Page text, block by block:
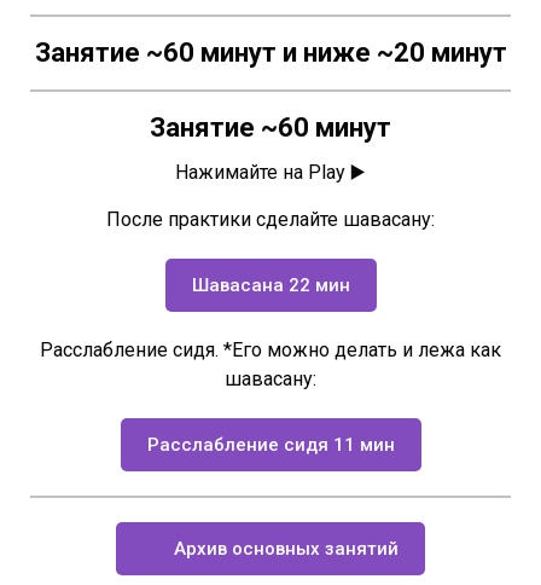
Занятие ~60 минут и ниже ~20 минут
Занятие ~60 минут
Нажимайте на Play ▶️
После практики сделайте шавасану:
Шавасана 22 мин
Расслабление сидя. *Его можно делать и лежа как
шавасану:
Расслабление сидя 11 мин
Архив основных занятий